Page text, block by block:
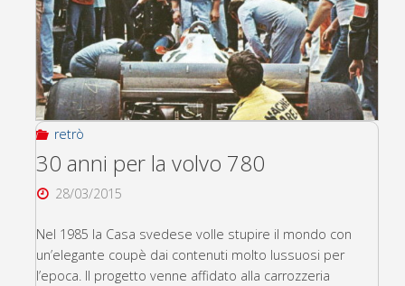
retrò
30 anni per la volvo 780
28/03/2015
Nel 1985 la Casa svedese volle stupire il mondo con
un’elegante coupè dai contenuti molto lussuosi per
l’epoca. Il progetto venne affidato alla carrozzeria